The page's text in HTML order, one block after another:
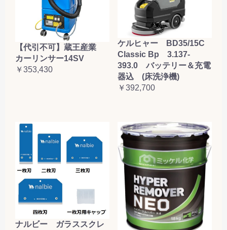
【代引不可】蔵王産業
カーリンサー14SV
￥353,430
ケルヒャー BD35/15C
Classic Bp 3.137-
393.0 バッテリー＆充電
器込 (床洗浄機)
￥392,700
ナルビー ガラススクレ